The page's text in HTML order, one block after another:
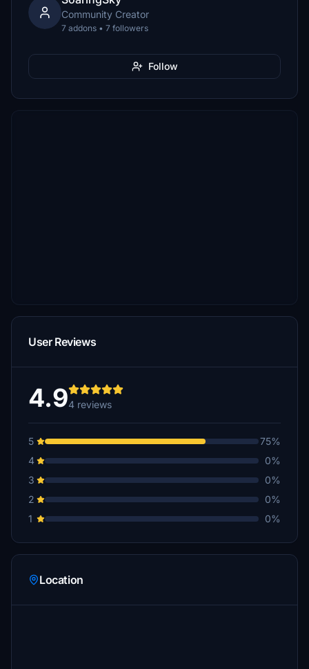
Community Creator
7 addons • 7 followers
Follow
User Reviews
4.94 reviews
5
75%
4
0%
3
0%
2
0%
1
0%
Location